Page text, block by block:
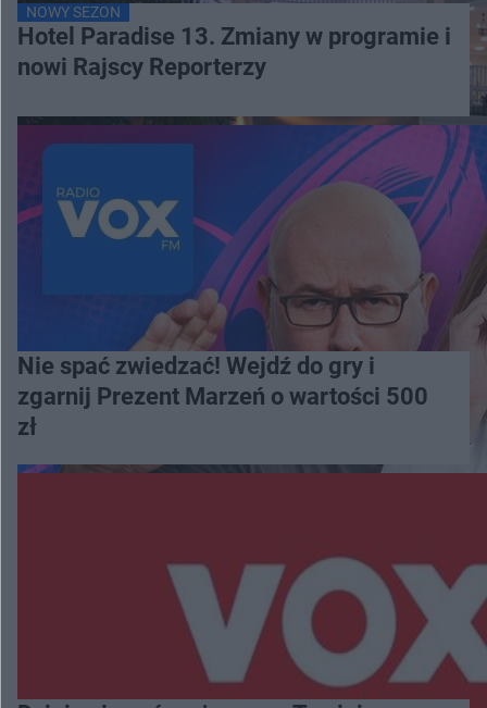
NOWY SEZON
Hotel Paradise 13. Zmiany w programie i
nowi Rajscy Reporterzy
Nie spać zwiedzać! Wejdź do gry i
zgarnij Prezent Marzeń o wartości 500
zł